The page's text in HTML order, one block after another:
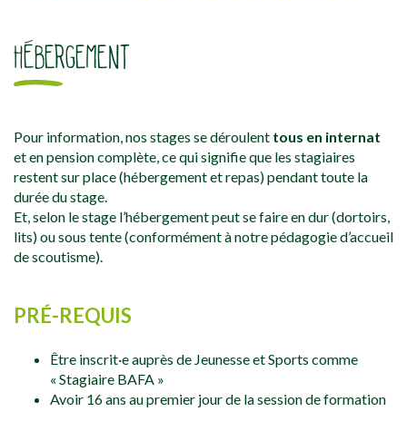
HÉBERGEMENT
Pour information, nos stages se déroulent tous en internat
et en pension complète, ce qui signifie que les stagiaires
restent sur place (hébergement et repas) pendant toute la
durée du stage.
Et, selon le stage l’hébergement peut se faire en dur (dortoirs,
lits) ou sous tente (conformément à notre pédagogie d’accueil
de scoutisme).
PRÉ-REQUIS
Être inscrit·e auprès de Jeunesse et Sports comme
« Stagiaire BAFA »
Avoir 16 ans au premier jour de la session de formation